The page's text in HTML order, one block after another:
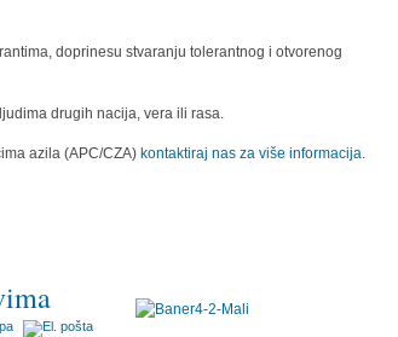
doprinesu stvaranju tolerantnog i otvorenog
drugih nacija, vera ili rasa.
azila (APC/CZA) kontaktiraj nas za više informacija.